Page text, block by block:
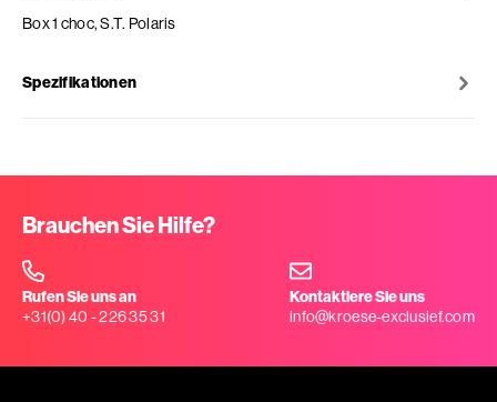
Box 1 choc, S.T. Polaris
Spezifikationen
Brauchen Sie Hilfe?
Rufen Sie uns an
+31(0) 40 - 226 35 31
Kontaktiere Sie uns
info@kroese-exclusief.com